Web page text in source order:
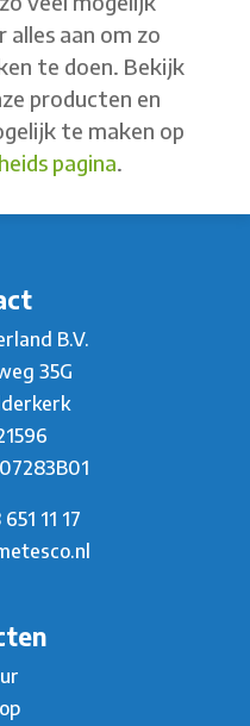
alles aan om zo
te doen. Bekijk
producten en
te maken op
pagina.
B.V.
35G
11 17